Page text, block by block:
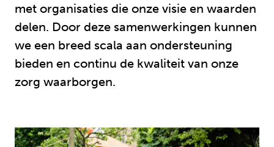
met organisaties die onze visie en waarden
delen. Door deze samenwerkingen kunnen
we een breed scala aan ondersteuning
bieden en continu de kwaliteit van onze
zorg waarborgen.